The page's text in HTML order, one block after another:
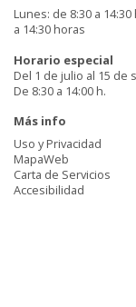
Lunes: de 8:30 a
a 14:30 horas
Horario especial
Del 1 de julio al 15 de
De 8:30 a 14:00 h.
Más info
Uso y Privacidad
MapaWeb
Carta de Servicios
Accesibilidad